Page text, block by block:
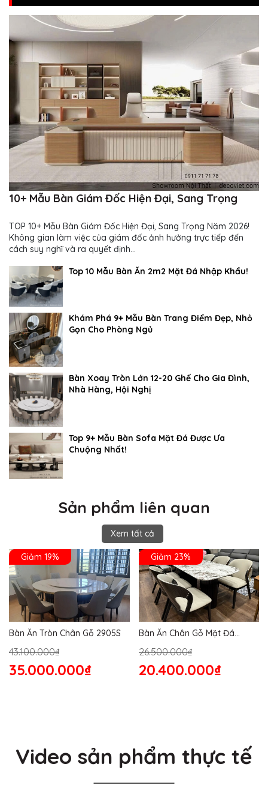
10+ Mẫu Bàn Giám Đốc Hiện Đại, Sang Trọng
TOP 10+ Mẫu Bàn Giám Đốc Hiện Đại, Sang Trọng Năm 2026!
Không gian làm việc của giám đốc ảnh hưởng trực tiếp đến
cách suy nghĩ và ra quyết định...
Top 10 Mẫu Bàn Ăn 2m2 Mặt Đá Nhập Khẩu!
Khám Phá 9+ Mẫu Bàn Trang Điểm Đẹp, Nhỏ
Gọn Cho Phòng Ngủ
Bàn Xoay Tròn Lớn 12-20 Ghế Cho Gia Đình,
Nhà Hàng, Hội Nghị
Top 9+ Mẫu Bàn Sofa Mặt Đá Được Ưa
Chuộng Nhất!
Sản phẩm liên quan
Xem tất cả
Giảm 19%
Bàn Ăn Tròn Chân Gỗ 2905S
43.100.000₫
35.000.000₫
Giảm 23%
Bàn Ăn Chân Gỗ Mặt Đá
26.500.000₫
20.400.000₫
Video sản phẩm thực tế